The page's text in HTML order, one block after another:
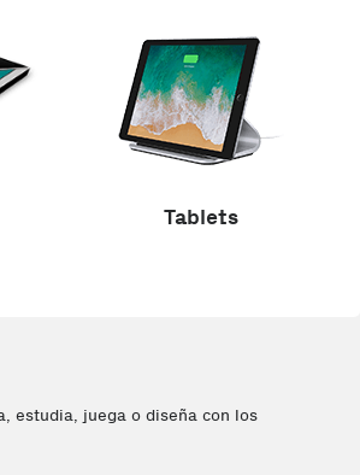
Tablets
estudia, juega o diseña con los